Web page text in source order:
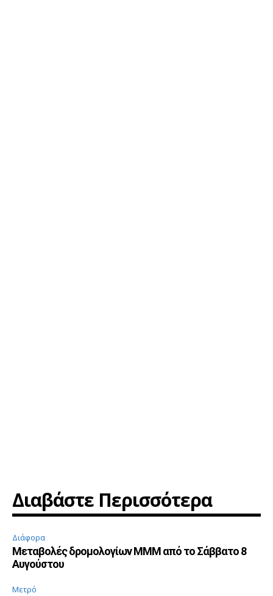
Διαβάστε Περισσότερα
Διάφορα
Μεταβολές δρομολογίων ΜΜΜ από το Σάββατο 8
Αυγούστου
Μετρό